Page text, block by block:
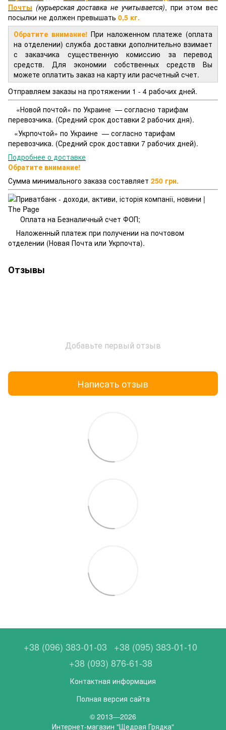
Почты (курьерская доставка не учитывается), при этом вес
посылки не должен превышать 0,5 кг.
Обратите внимание!При наложенном платеже (оплата
на отделении) служба доставки дополнительно взимает
с заказчика существенную комиссию за перевод
средств. Для экономии собственных средств Вы
можете оплатить заказ на карту или расчетный счет.
Отправляем заказы на протяжении 1 - 4 рабочих дней.
«Новой почтой» по Украине — согласно тарифам
перевозчика. (Средний срок доставки 2 рабочих дня).
«Укрпочтой» по Украине — согласно тарифам
перевозчика. (Средний срок доставки 7 рабочих дней).
Подробнее о доставке
Обратите внимание!
Сумма минимального заказа составляет 250 грн.
Оплата на Безналичный счет ФОП;
Наложенный платеж при получении на почтовом
отделении (Новая Почта или Укрпочта).
Отзывы
Добавьте первый отзыв
Написать отзыв
+38 (096) 383-01-03
+38 (095) 383-01-10
+38 (093) 876-61-38
Контактная информация
Полная версия сайта
© 2013—2026
Интернет-магазин "Щедрая Грядка"